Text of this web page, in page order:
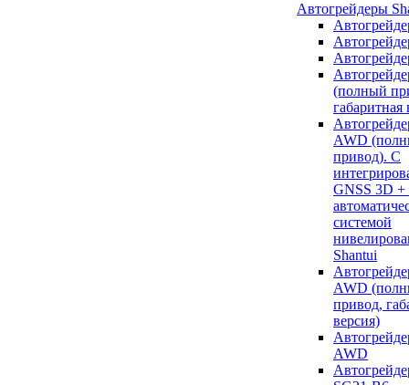
Автогрейдеры
(полный
габаритная
AWD
привод). С
GNSS 3D +
системой
Shantui
AWD
привод,
версия)
AWD